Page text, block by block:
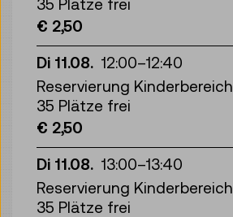
35 Plätze frei
€ 2,50
Di 11.08. 12:00–12:40
Reservierung Kinderbereich
35 Plätze frei
€ 2,50
Di 11.08. 13:00–13:40
Reservierung Kinderbereich
35 Plätze frei